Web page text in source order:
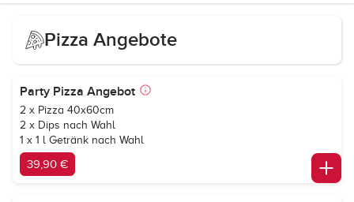
Pizza Angebote
Party Pizza Angebot
2 x Pizza 40x60cm
2 x Dips nach Wahl
1 x 1 l Getränk nach Wahl
39,90 €